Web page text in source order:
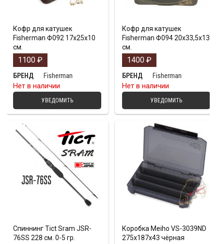
Кофр для катушек
Fisherman Ф092 17х25х10
см.
1100 ₽
БРЕНД
Fisherman
Нет в наличии
УВЕДОМИТЬ
Кофр для катушек
Fisherman Ф094 20х33,5х13
см.
1400 ₽
БРЕНД
Fisherman
Нет в наличии
УВЕДОМИТЬ
Спиннинг Tict Sram JSR-
76SS 228 см. 0-5 гр.
Коробка Meiho VS-3039ND
275х187х43 чёрная